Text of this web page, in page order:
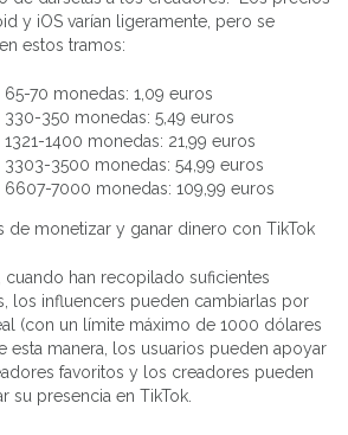
y iOS varían ligeramente, pero se
estos tramos:
65-70 monedas: 1,09 euros
330-350 monedas: 5,49 euros
1321-1400 monedas: 21,99 euros
3303-3500 monedas: 54,99 euros
6607-7000 monedas: 109,99 euros
cuando han recopilado suficientes
los influencers pueden cambiarlas por
(con un límite máximo de 1000 dólares
esta manera, los usuarios pueden apoyar
favoritos y los creadores pueden
su presencia en TikTok.